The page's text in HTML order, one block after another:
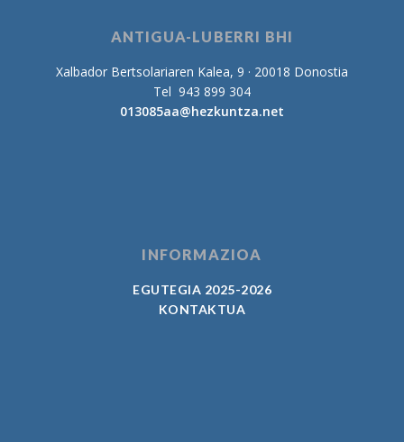
ANTIGUA-LUBERRI BHI
Xalbador Bertsolariaren Kalea, 9 · 20018 Donostia
Tel 943 899 304
013085aa@hezkuntza.net
INFORMAZIOA
EGUTEGIA 2025-2026
KONTAKTUA